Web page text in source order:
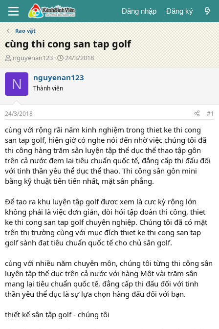
Đăng nhập Đăng ký
Rao vặt
cùng thi cong san tap golf
T
á
c
g
ả
nguyenan123
N
g
à
g
24/3/2018
N nguyenan123
Thành viên
24/3/2018 #1
cùng với rộng rãi năm kinh nghiệm trong thiet ke thi cong
san tap golf, hiện giờ có nghe nói đến nhờ việc chúng tôi đã
thi công hàng trăm sân luyện tập thể dục thể thao tập gôn
trên cả nước đem lại tiêu chuẩn quốc tế, đẳng cấp thi đấu đối
với tinh thần yêu thể dục thể thao. Thi công sân gôn mini
bằng kỹ thuật tiên tiến nhất, mặt sân phẳng.
Để tạo ra khu luyện tập golf được xem là cực kỳ rộng lớn
không phải là việc đơn giản, đòi hỏi tập đoàn thi công, thiet
ke thi cong san tap golf chuyên nghiệp. Chúng tôi đã có mặt
trên thị trường cùng với mục đích thiet ke thi cong san tap
golf sành đạt tiêu chuẩn quốc tế cho chủ sân golf.
cùng với nhiều năm chuyên môn, chúng tôi từng thi công sân
luyện tập thể dục trên cả nước với hàng Một vài trăm sân
mang lại tiêu chuẩn quốc tế, đẳng cấp thi đấu đối với tinh
thần yêu thể dục là sự lựa chọn hàng đấu đối với bạn.
thiết kế sân tập golf - chúng tôi